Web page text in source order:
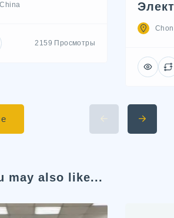
2159 Просмотры
may also like...